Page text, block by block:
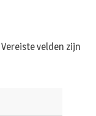
Vereiste velden zijn